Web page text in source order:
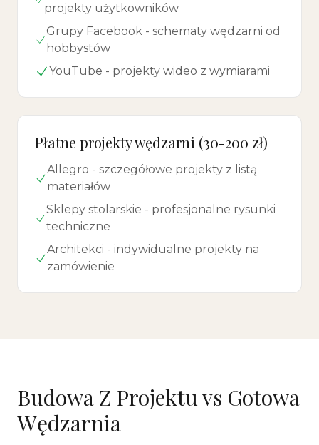
projekty użytkowników
Grupy Facebook - schematy wędzarni od
hobbystów
YouTube - projekty wideo z wymiarami
Płatne projekty wędzarni (30-200 zł)
Allegro - szczegółowe projekty z listą
materiałów
Sklepy stolarskie - profesjonalne rysunki
techniczne
Architekci - indywidualne projekty na
zamówienie
Budowa Z Projektu vs Gotowa
Wędzarnia